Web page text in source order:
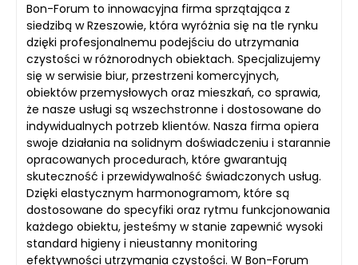
Bon-Forum to innowacyjna firma sprzątająca z
siedzibą w Rzeszowie, która wyróżnia się na tle rynku
dzięki profesjonalnemu podejściu do utrzymania
czystości w różnorodnych obiektach. Specjalizujemy
się w serwisie biur, przestrzeni komercyjnych,
obiektów przemysłowych oraz mieszkań, co sprawia,
że nasze usługi są wszechstronne i dostosowane do
indywidualnych potrzeb klientów. Nasza firma opiera
swoje działania na solidnym doświadczeniu i starannie
opracowanych procedurach, które gwarantują
skuteczność i przewidywalność świadczonych usług.
Dzięki elastycznym harmonogramom, które są
dostosowane do specyfiki oraz rytmu funkcjonowania
każdego obiektu, jesteśmy w stanie zapewnić wysoki
standard higieny i nieustanny monitoring
efektywności utrzymania czystości. W Bon-Forum